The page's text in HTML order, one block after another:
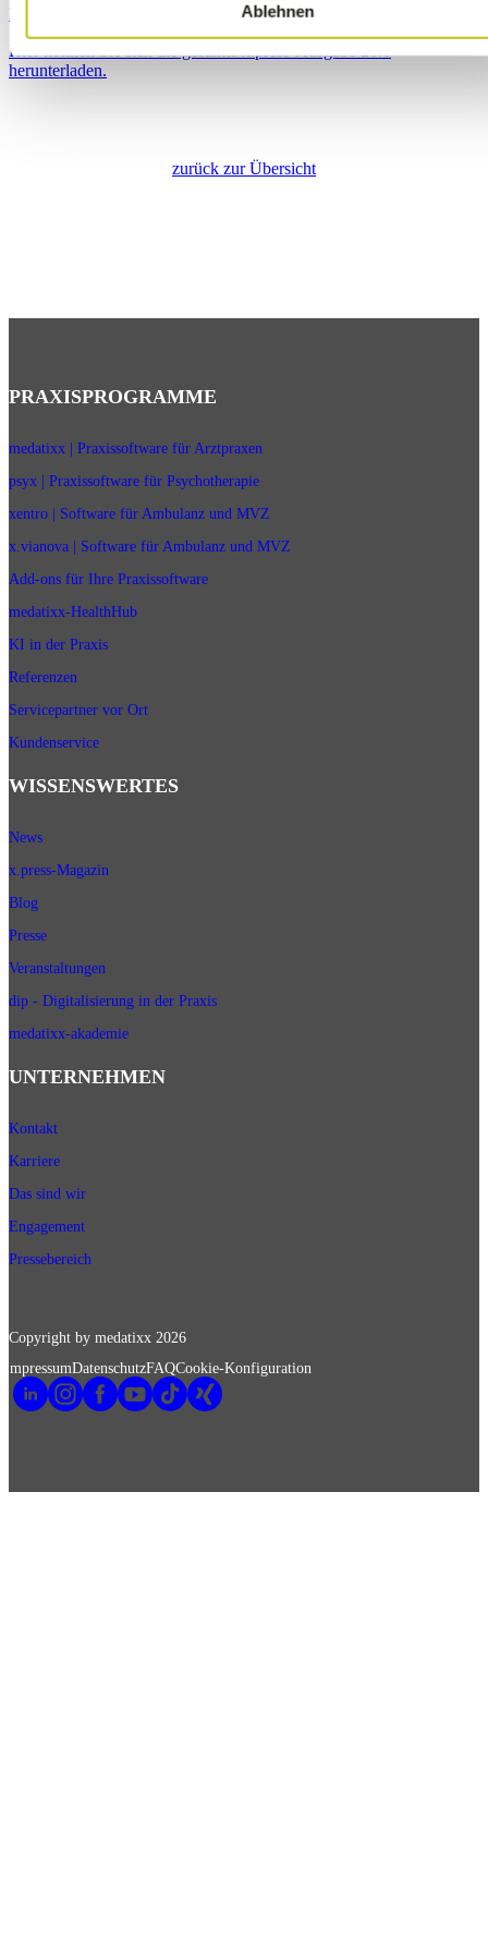
Ablehnen
Hier geht’s zum dazugehörigen Artikel.
Hier können Sie sich die gesamte x.press-Ausgabe 26.1
herunterladen.
zurück zur Übersicht
PRAXISPROGRAMME
medatixx | Praxissoftware für Arztpraxen
psyx | Praxissoftware für Psychotherapie
xentro | Software für Ambulanz und MVZ
x.vianova | Software für Ambulanz und MVZ
Add-ons für Ihre Praxissoftware
medatixx-HealthHub
KI in der Praxis
Referenzen
Servicepartner vor Ort
Kundenservice
WISSENSWERTES
News
x.press-Magazin
Blog
Presse
Veranstaltungen
dip - Digitalisierung in der Praxis
medatixx-akademie
UNTERNEHMEN
Kontakt
Karriere
Das sind wir
Engagement
Pressebereich
Copyright by medatixx 2026
ImpressumDatenschutzFAQCookie-Konfiguration